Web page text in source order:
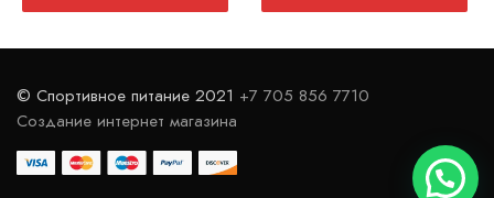
© Спортивное питание 2021 +7 705 856 7710
Создание интернет магазина